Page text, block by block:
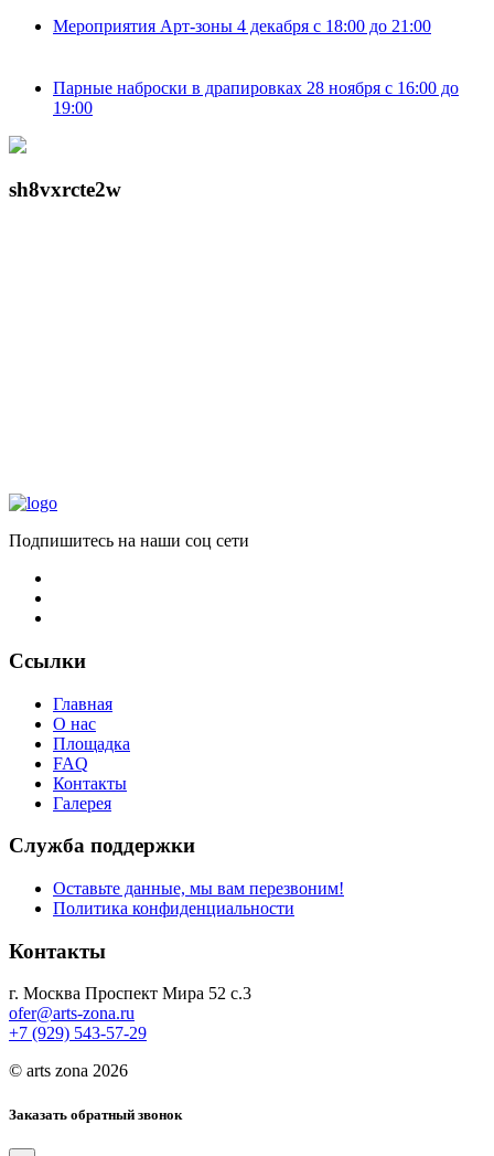
Мероприятия Арт-зоны 4 декабря с 18:00 до 21:00
Парные наброски в драпировках 28 ноября с 16:00 до
19:00
sh8vxrcte2w
Подпишитесь на наши соц сети
Ссылки
Главная
О нас
Площадка
FAQ
Контакты
Галерея
Служба поддержки
Оставьте данные, мы вам перезвоним!
Политика конфиденциальности
Контакты
г. Москва Проспект Мира 52 с.3
ofer@arts-zona.ru
+7 (929) 543-57-29
© arts zona 2026
Заказать обратный звонок